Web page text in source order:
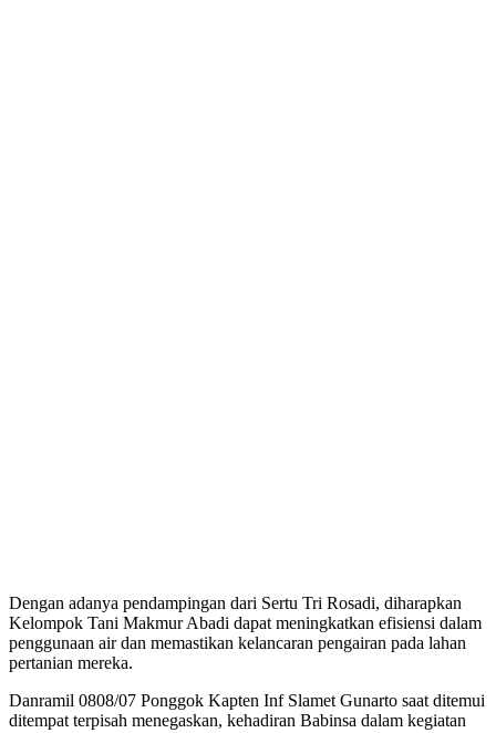
Dengan adanya pendampingan dari Sertu Tri Rosadi, diharapkan
Kelompok Tani Makmur Abadi dapat meningkatkan efisiensi dalam
penggunaan air dan memastikan kelancaran pengairan pada lahan
pertanian mereka.
Danramil 0808/07 Ponggok Kapten Inf Slamet Gunarto saat ditemui
ditempat terpisah menegaskan, kehadiran Babinsa dalam kegiatan